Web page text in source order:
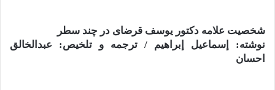
شخصیت علامه دکتور یوسف قرضای در چند سطر
نوشته: إسماعیل إبراهیم / ترجمه و تلخیص: عبدالخالق
احسان